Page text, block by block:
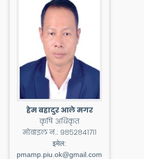
हेम बहादुर आले मगर
कृषि अधिकृत
मोबाइल नं.: ९८५२८४१७११
इमेल:
pmamp.piu.ok@gmail.com